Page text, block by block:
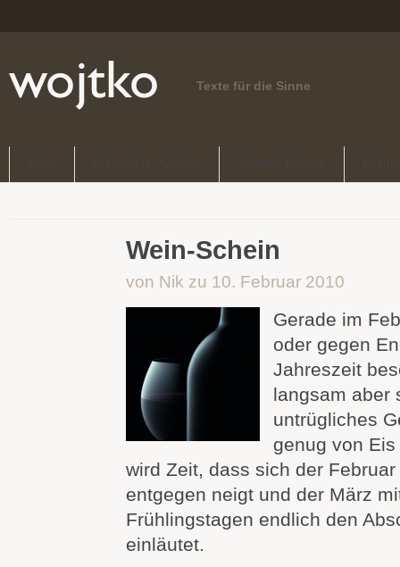
Texte für die Sinne
Wein-Schein
von Nik zu 10. Februar 2010
Gerade im
oder gegen
Jahreszeit
langsam aber
untrügliches
genug von
wird Zeit, dass sich der
entgegen neigt und der März
Frühlingstagen endlich den
einläutet.